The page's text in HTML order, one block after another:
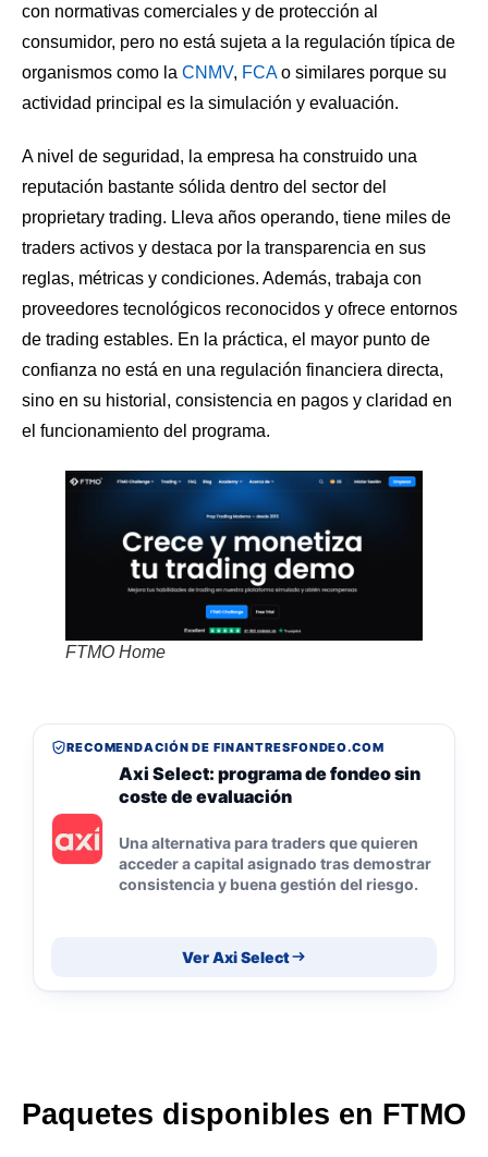
con normativas comerciales y de protección al
consumidor, pero no está sujeta a la regulación típica de
organismos como la CNMV, FCAo similares porque su
actividad principal es la simulación y evaluación.
A nivel de seguridad, la empresa ha construido una
reputación bastante sólida dentro del sector del
proprietary trading. Lleva años operando, tiene miles de
traders activos y destaca por la transparencia en sus
reglas, métricas y condiciones. Además, trabaja con
proveedores tecnológicos reconocidos y ofrece entornos
de trading estables. En la práctica, el mayor punto de
confianza no está en una regulación financiera directa,
sino en su historial, consistencia en pagos y claridad en
el funcionamiento del programa.
FTMO Home
RECOMENDACIÓN DE FINANTRESFONDEO.COM
Axi Select: programa de fondeo sin
coste de evaluación
Una alternativa para traders que quieren
acceder a capital asignado tras demostrar
consistencia y buena gestión del riesgo.
Ver Axi Select
Paquetes disponibles en FTMO